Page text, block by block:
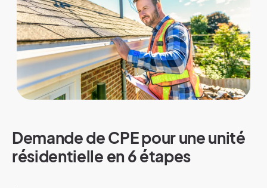
Demande de CPE pour une unité
résidentielle en 6 étapes